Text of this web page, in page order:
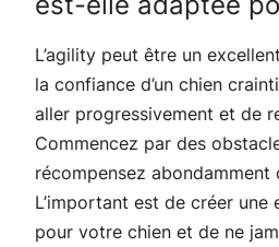
L’agility peut être un
la confiance d’un chien
aller progressivement et de
Commencez par des
récompensez abondamment
L’important est de créer
pour votre chien et de ne